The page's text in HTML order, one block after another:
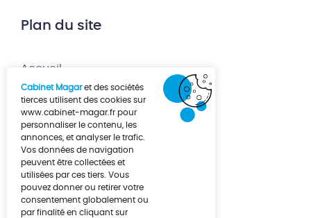
Plan du site
Accueil
Création d’entreprise
Développement d’entreprise
À propos
Actualités
Contact
Cabinet Magaret des sociétés
tierces utilisent des cookies sur
www.cabinet-magar.frpour
personnaliser le contenu, les
annonces, et analyser le trafic.
Vos données de navigation
peuvent être collectées et
utilisées par ces tiers. Vous
pouvez donner ou retirer votre
consentement globalement ou
par finalité en cliquant sur